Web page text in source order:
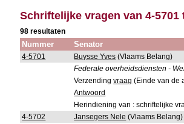
Schriftelijke vragen van 4-5701
98 resultaten
Nummer Senator
4-5701 Buysse Yves (Vlaams Belang)
Federale overheidsdiensten -
Verzendingvraag (Einde van de
Antwoord
Herindiening van : schriftelijke
4-5702
Jansegers Nele (Vlaams Belang)